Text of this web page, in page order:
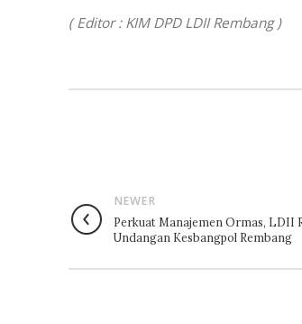
( Editor : KIM DPD LDII Rembang )
NEWER
Perkuat Manajemen Ormas, LDII
Undangan Kesbangpol Rembang